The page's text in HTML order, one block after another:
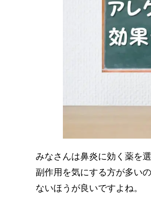
みなさんは鼻炎に効く薬を
副作用を気にする方が多い
ないほうが良いですよね。